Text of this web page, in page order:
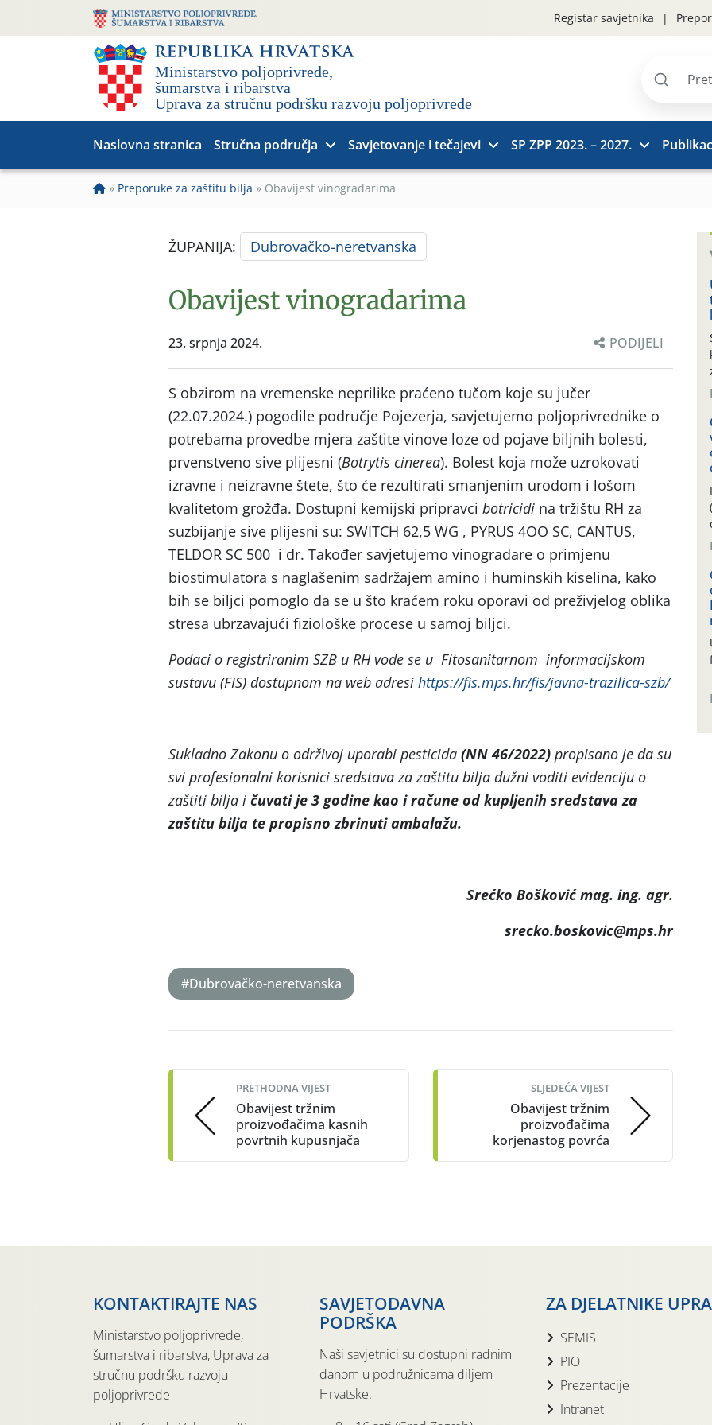
Registar savjetnika
Pretraži
Naslovna stranica Stručna područja Savjetovanje i tečajevi SP ZPP 2023. – 2027.
» Preporuke za zaštitu bilja » Obavijest vinogradarima
ŽUPANIJA: Dubrovačko-neretvanska
Obavijest vinogradarima
23. srpnja 2024. PODIJELI
S obzirom na vremenske neprilike praćeno tučom koje su jučer
(22.07.2024.) pogodile područje Pojezerja, savjetujemo poljoprivrednike o
potrebama provedbe mjera zaštite vinove loze od pojave biljnih bolesti,
prvenstveno sive plijesni (Botrytis cinerea). Bolest koja može uzrokovati
izravne i neizravne štete, što će rezultirati smanjenim urodom i lošom
kvalitetom grožđa. Dostupni kemijski pripravci botricidi na tržištu RH za
suzbijanje sive plijesni su: SWITCH 62,5 WG , PYRUS 4OO SC, CANTUS,
TELDOR SC 500 i dr. Također savjetujemo vinogradare o primjenu
biostimulatora s naglašenim sadržajem amino i huminskih kiselina, kako
bih se biljci pomoglo da se u što kraćem roku oporavi od preživjelog oblika
stresa ubrzavajući fiziološke procese u samoj biljci.
Podaci o registriranim SZB u RH vode se u Fitosanitarnom informacijskom
sustavu (FIS) dostupnom na web adresi https://fis.mps.hr/fis/javna-trazilica-szb/
Sukladno Zakonu o održivoj uporabi pesticida (NN 46/2022) propisano je da su
svi profesionalni korisnici sredstava za zaštitu bilja dužni voditi evidenciju o
zaštiti bilja i čuvati je 3 godine kao i račune od kupljenih sredstava za
zaštitu bilja te propisno zbrinuti ambalažu.
Srećko Bošković mag. ing. agr.
srecko.boskovic@mps.hr
#Dubrovačko-neretvanska
navigation
PRETHODNA VIJEST
Obavijest tržnim
proizvođačima kasnih
povrtnih kupusnjača
SLJEDEĆA VIJEST
Obavijest tržnim
proizvođačima
korjenastog povrća
KONTAKTIRAJTE NAS
Ministarstvo poljoprivrede,
šumarstva i ribarstva, Uprava za
stručnu podršku razvoju
poljoprivrede
SAVJETODAVNA
PODRŠKA
Naši savjetnici su dostupni radnim
danom u podružnicama diljem
Hrvatske.
ZA DJELATNIKE
SEMIS
PIO
Prezentacije
Intranet